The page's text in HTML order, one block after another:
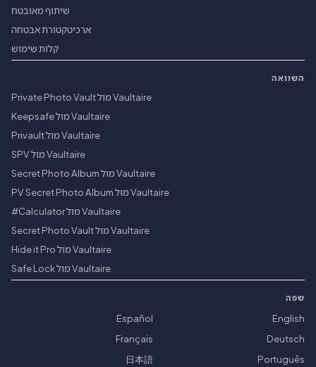
שיתוף מאובטח
ארכיטקטורת אבטחה
קלות שימוש
השוואה
Vaultaire מול Private Photo Vault
Vaultaire מול Keepsafe
Vaultaire מול Privault
Vaultaire מול SPV
Vaultaire מול Secret Photo Album
Vaultaire מול PV Secret Photo Album
Vaultaire מול Calculator#
Vaultaire מול Secret Photo Vault
Vaultaire מול Hide it Pro
Vaultaire מול Safe Lock
שפה
English
Español
Deutsch
Français
Português
日本語